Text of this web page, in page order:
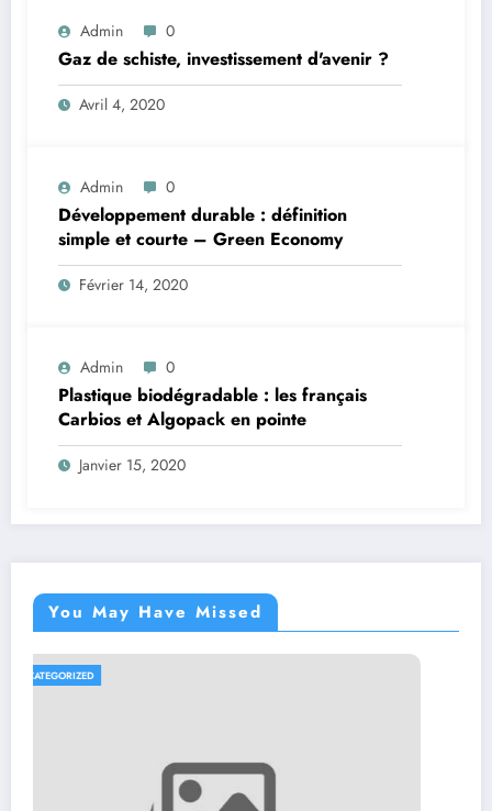
Admin 0
Gaz de schiste, investissement d'avenir ?
Avril 4, 2020
Admin 0
Développement durable : définition
simple et courte – Green Economy
Février 14, 2020
Admin 0
Plastique biodégradable : les français
Carbios et Algopack en pointe
Janvier 15, 2020
You May Have Missed